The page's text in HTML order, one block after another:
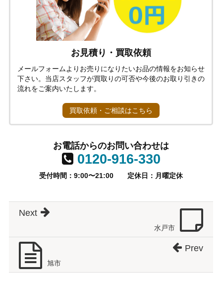
お見積り・買取依頼
メールフォームよりお売りになりたいお品の情報をお知らせ
下さい。当店スタッフが買取りの可否や今後のお取り引きの
流れをご案内いたします。
買取依頼・ご相談はこちら
お電話からのお問い合わせは
0120-916-330
受付時間：9:00〜21:00 定休日：月曜定休
水戸市
Next
旭市
Prev